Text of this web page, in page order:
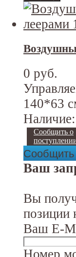
0 руб.
140*63
Наличие:
Сообщить о
Сообщить
Ваш
Вы
позиции
Ваш E-